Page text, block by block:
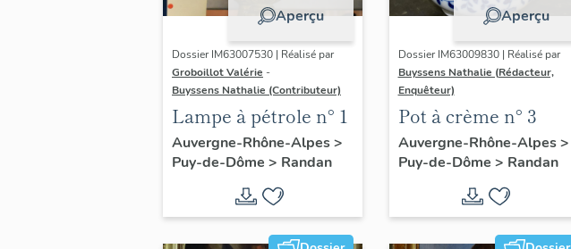
Aperçu
Dossier IM63007530 | Réalisé par
Groboillot Valérie -
Buyssens Nathalie (Contributeur)
Lampe à pétrole n° 1
Auvergne-Rhône-Alpes>
Puy-de-Dôme > Randan
Aperçu
Dossier IM63009830 | Réalisé par
Buyssens Nathalie (Rédacteur,
Enquêteur)
Pot à crème n° 3
Auvergne-Rhône-Alpes>
Puy-de-Dôme > Randan